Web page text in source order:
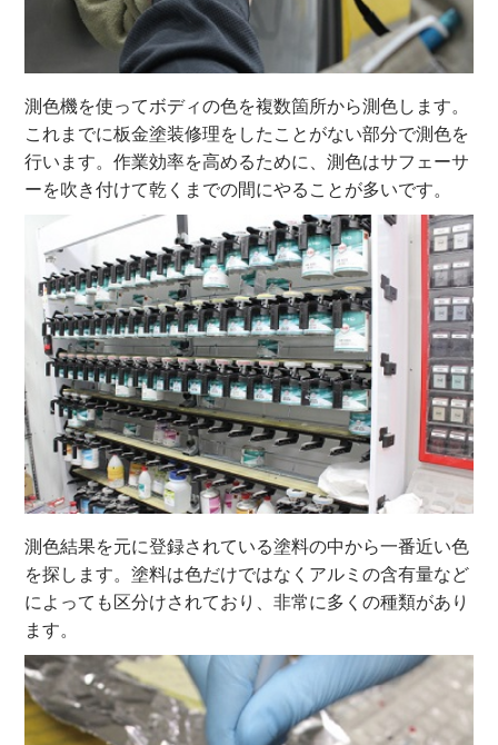
測色機を使ってボディの色を複数箇所から測色します。
これまでに板金塗装修理をしたことがない部分で測色を
行います。作業効率を高めるために、測色はサフェーサ
ーを吹き付けて乾くまでの間にやることが多いです。
測色結果を元に登録されている塗料の中から一番近い色
を探します。塗料は色だけではなくアルミの含有量など
によっても区分けされており、非常に多くの種類があり
ます。